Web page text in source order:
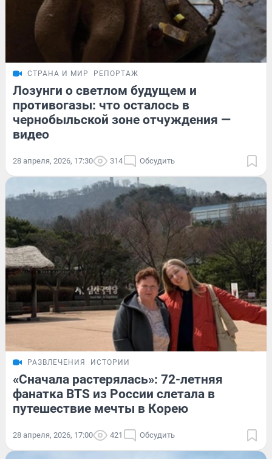
СТРАНА И МИР РЕПОРТАЖ
Лозунги о светлом будущем и
противогазы: что осталось в
чернобыльской зоне отчуждения —
видео
28 апреля, 2026, 17:30 314 Обсудить
РАЗВЛЕЧЕНИЯ ИСТОРИИ
«Сначала растерялась»: 72-летняя
фанатка BTS из России слетала в
путешествие мечты в Корею
28 апреля, 2026, 17:00 421 Обсудить